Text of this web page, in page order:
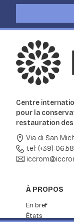
Centre
pour la
restauration
Via di San
tel: (+39)
À PROPOS
En bref
États